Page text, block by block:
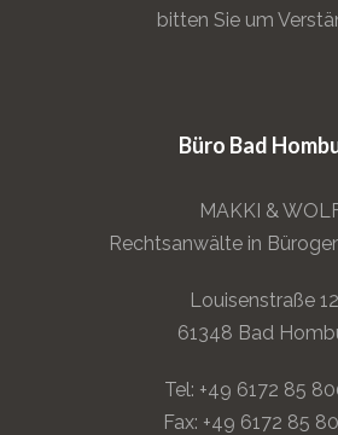
bitten Sie um
Büro Bad
MAKKI &
Rechtsanwälte in
Louisenstraße
61348 Bad
Tel: +49 6172 85
Fax: +49 6172 85